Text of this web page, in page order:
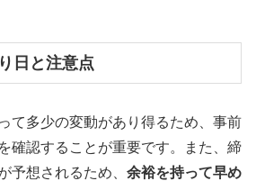
日と注意点
て多少の変動があり得るため、事前
確認することが重要です。また、締
予想されるため、 余裕を持って早め